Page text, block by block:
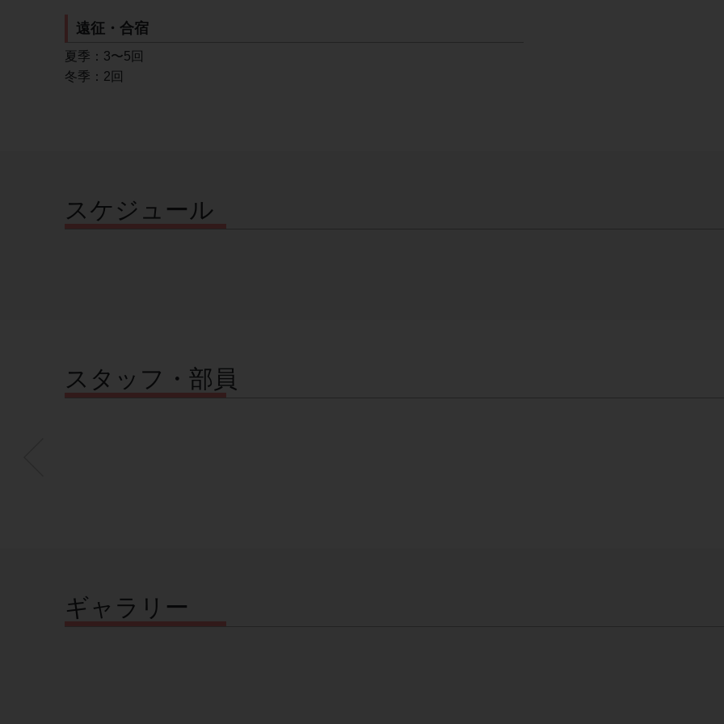
遠征・合宿
夏季：3〜5回
冬季：2回
スケジュール
スタッフ・部員
ギャラリー